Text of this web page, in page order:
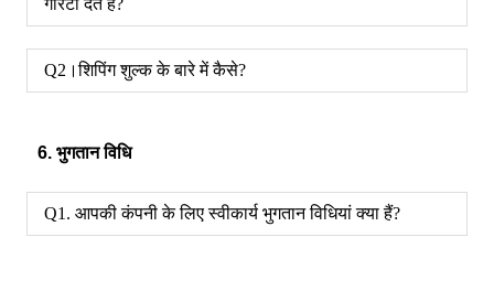
Q2।शिपिंग शुल्क के बारे में कैसे?
6. भुगतान विधि
Q1. आपकी कंपनी के लिए स्वीकार्य भुगतान विधियां क्या हैं?